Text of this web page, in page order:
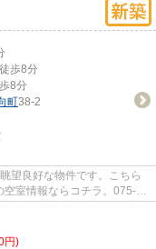
歩8分
8分
町38-2
望良好な物件です。こちら
空室情報ならコチラ。075-
円)